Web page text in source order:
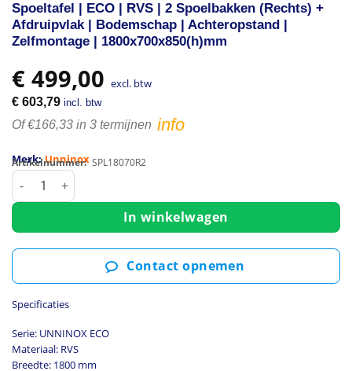
Spoeltafel | ECO | RVS | 2 Spoelbakken (Rechts) +
Afdruipvlak | Bodemschap | Achteropstand |
Zelfmontage | 1800x700x850(h)mm
€ 499,00 excl. btw
€ 603,79 incl. btw
Of €166,33 in 3 termijnen info
Merk: Unninox
Artikelnummer: SPL18070R2
Spoeltafel | ECO | RVS | 2 Spoelbakken (Rechts) +
In winkelwagen
Contact opnemen
Specificaties
Serie: UNNINOX ECO
Materiaal: RVS
Breedte: 1800 mm